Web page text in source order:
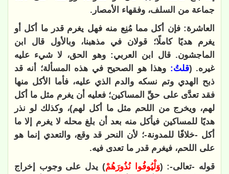
جماعة من السلف، وفقهاء الأمصار.
العاشرة: فإن أكل مما مُنِع منه فهل يغرم قدر ما أكل أو
يغرم هديًا كاملًا؛ قولان في مذهبنا، وبالأول قال ابن
الماجشون. قال ابن العربي: وهو الحق، لا شيء عليه
غيره. (قلتُ: وهذا هو الصحيح في هذه المسألة؛ أنه قد
ذبح الهدي وتم نسكه والدم الذي عليه، فأما الأكل منها
فقد تعدَّى على حقِّ المساكين؛ فعليه أن يغرم مثل ما أكل
لهم، ويخرج من اللحم مثل ما أكل لهم)، وكذلك لو نذر
هديًا للمساكين فيأكل منه بعد أن بلغ محله لا يغرم إلا ما
أكل -خلافًا للمدونة-؛ لأن النحر قد وقع، والتعدي إنما هو
على اللحم، فيغرم قدر ما تعدى فيه.
قوله -تعالى-: (وَلْيُوفُوا نُذُورَهُمْ) يدل على وجوب إخراج